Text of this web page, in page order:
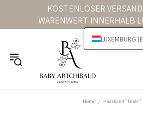
KOSTENLOSER
WARENWERT INNERHALB
Home Haarband "Nude"
LUXEMBURG